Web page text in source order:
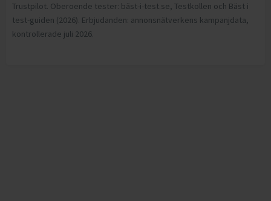
Trustpilot. Oberoende tester: bäst-i-test.se, Testkollen och Bäst i
test-guiden (2026). Erbjudanden: annonsnätverkens kampanjdata,
kontrollerade juli 2026.